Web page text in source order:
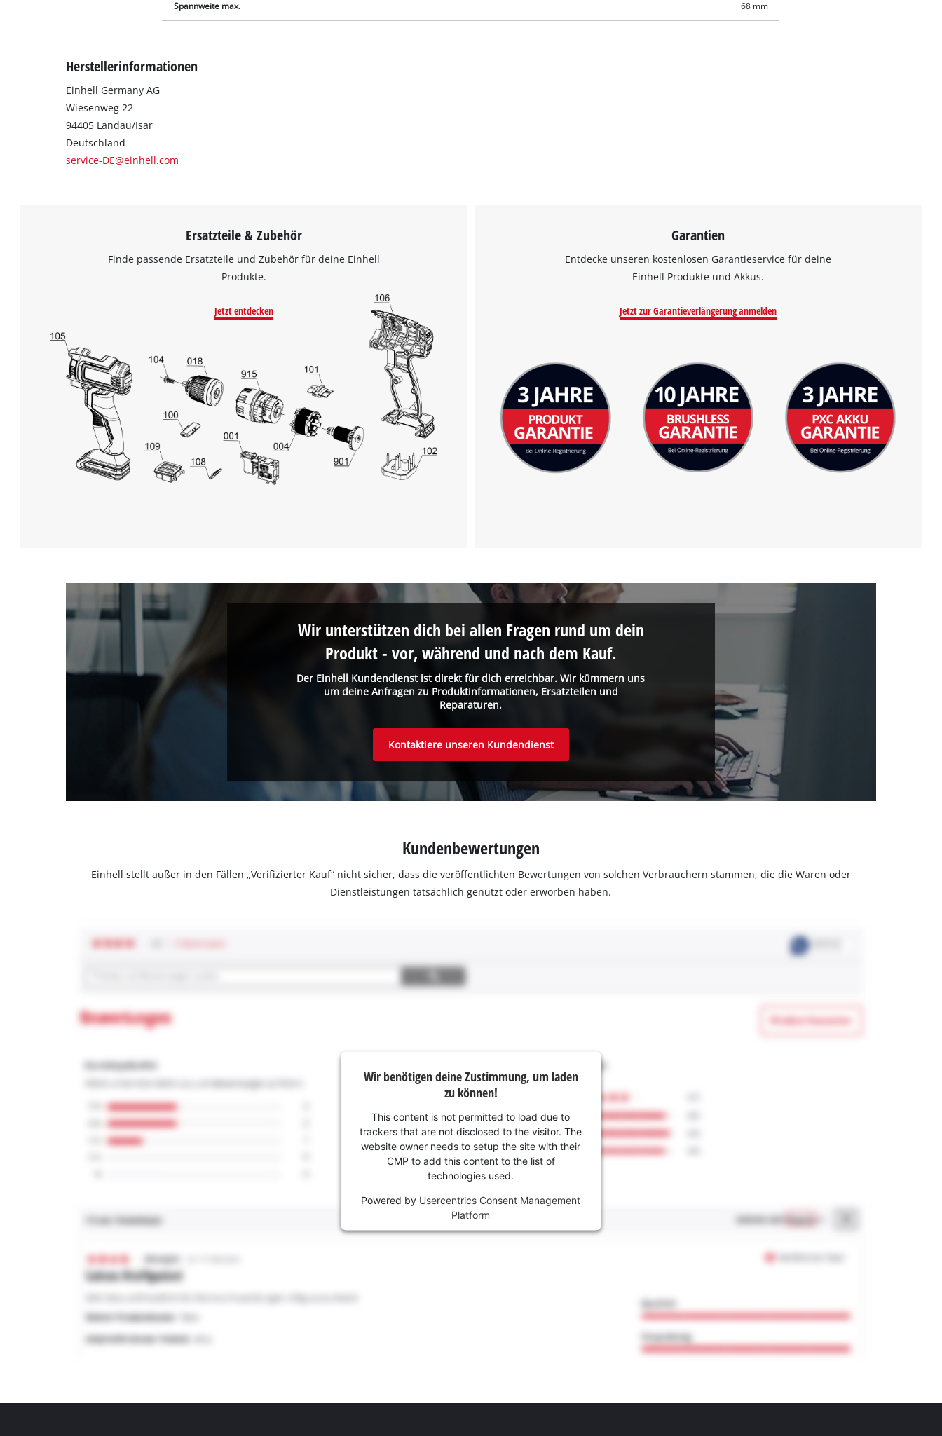
Wir benötigen deine Zustimmung, um
Google Maps laden zu können!
This content is not permitted to load due
to trackers that are not disclosed to the
Spannweite max. 68 mm
Herstellerinformationen
Einhell Germany AG
Wiesenweg 22
94405 Landau/Isar
Deutschland
service-DE@einhell.com
Ersatzteile & Zubehör
Finde passende Ersatzteile und Zubehör für deine Einhell
Produkte.
Jetzt entdecken
Garantien
Entdecke unseren kostenlosen Garantieservice für deine
Einhell Produkte und Akkus.
Jetzt zur Garantieverlängerung anmelden
Der Einhell Kundendienst ist direkt für dich erreichbar. Wir kümmern uns
um deine Anfragen zu Produktinformationen, Ersatzteilen und
Reparaturen.
Wir unterstützen dich bei allen Fragen rund um dein
Produkt - vor, während und nach dem Kauf.
Kontaktiere unseren Kundendienst
Kundenbewertungen
Einhell stellt außer in den Fällen „Verifizierter Kauf“ nicht sicher, dass die veröffentlichten Bewertungen von solchen Verbrauchern stammen, die die Waren oder
Dienstleistungen tatsächlich genutzt oder erworben haben.
Wir benötigen deine Zustimmung, um laden
zu können!
This content is not permitted to load due to
trackers that are not disclosed to the visitor. The
website owner needs to setup the site with their
CMP to add this content to the list of
technologies used.
Powered by Usercentrics Consent Management
Platform